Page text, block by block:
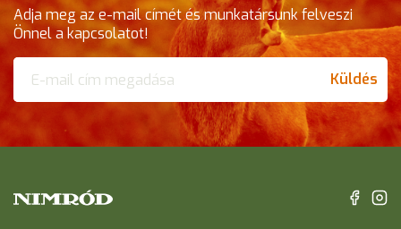
Adja meg az e-mail címét és munkatársunk felveszi
Önnel a kapcsolatot!
Küldés